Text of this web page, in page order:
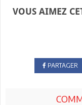
VOUS AIMEZ
PARTAGER